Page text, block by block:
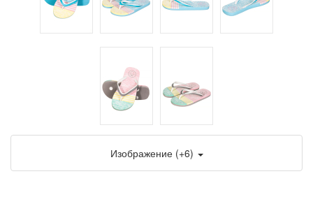
Изображение (+6)